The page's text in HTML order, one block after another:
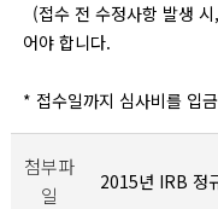
(접수 전 수정사항 발생
어야 합니다.
* 접수일까지 심사비를 입
첨부파
일
2015년 IRB 정